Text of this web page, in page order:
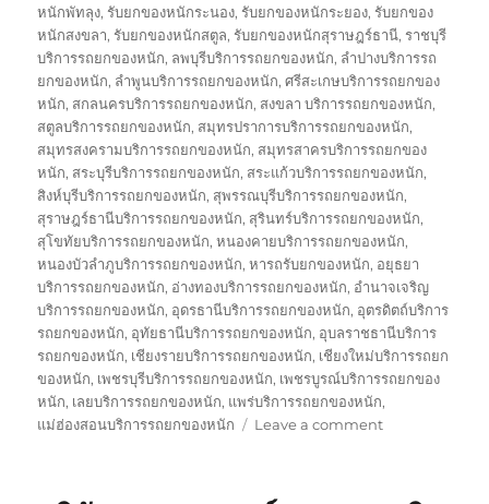
หนักพัทลุง,รับยกของหนักระนอง,รับยกของหนักระยอง,รับยกของ
หนักสงขลา,รับยกของหนักสตูล,รับยกของหนักสุราษฎร์ธานี,ราชบุรี
บริการรถยกของหนัก, ลพบุรีบริการรถยกของหนัก, ลำปางบริการรถ
ยกของหนัก, ลำพูนบริการรถยกของหนัก,ศรีสะเกษบริการรถยกของ
หนัก, สกลนครบริการรถยกของหนัก, สงขลา บริการรถยกของหนัก,
สตูลบริการรถยกของหนัก, สมุทรปราการบริการรถยกของหนัก,
สมุทรสงครามบริการรถยกของหนัก, สมุทรสาครบริการรถยกของ
หนัก, สระบุรีบริการรถยกของหนัก, สระแก้วบริการรถยกของหนัก,
สิงห์บุรีบริการรถยกของหนัก, สุพรรณบุรีบริการรถยกของหนัก,
สุราษฎร์ธานีบริการรถยกของหนัก, สุรินทร์บริการรถยกของหนัก,
สุโขทัยบริการรถยกของหนัก,หนองคายบริการรถยกของหนัก,
หนองบัวลำภูบริการรถยกของหนัก,หารถรับยกของหนัก, อยุธยา
บริการรถยกของหนัก, อ่างทองบริการรถยกของหนัก, อำนาจเจริญ
บริการรถยกของหนัก, อุดรธานีบริการรถยกของหนัก, อุตรดิตถ์บริการ
รถยกของหนัก, อุทัยธานีบริการรถยกของหนัก, อุบลราชธานีบริการ
รถยกของหนัก, เชียงรายบริการรถยกของหนัก, เชียงใหม่บริการรถยก
ของหนัก, เพชรบุรีบริการรถยกของหนัก, เพชรบูรณ์บริการรถยกของ
หนัก, เลยบริการรถยกของหนัก, แพร่บริการรถยกของหนัก,
แม่ฮ่องสอนบริการรถยกของหนัก
Leave a commenton